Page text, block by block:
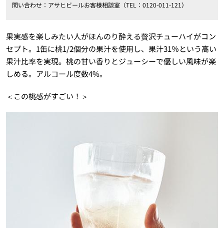
問い合わせ：アサヒビールお客様相談室（TEL：0120-011-121）
果実感を楽しみたい人がほんのり酔える贅沢チューハイがコン
セプト。1缶に桃1/2個分の果汁を使用し、果汁31％という高い
果汁比率を実現。桃の甘い香りとジューシーで優しい風味が楽
しめる。アルコール度数4%。
＜この桃感がすごい！＞